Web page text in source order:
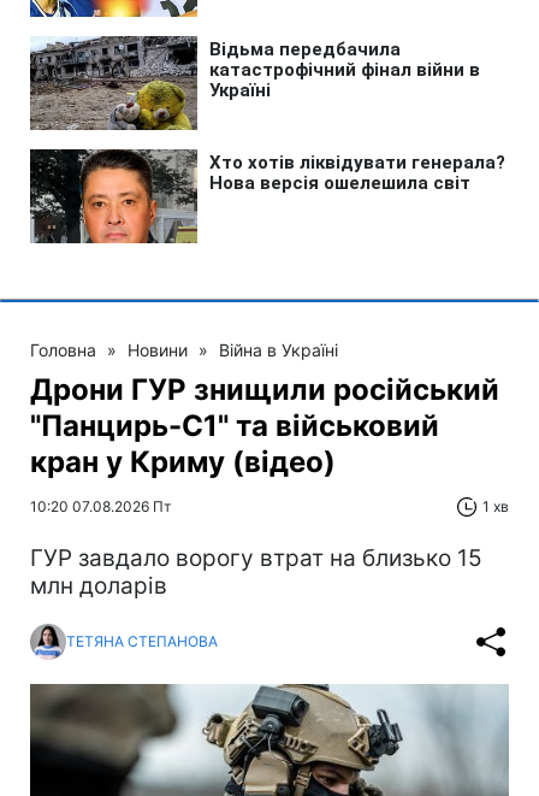
Головна » Новини » Війна в Україні
Дрони ГУР знищили російський
"Панцирь-С1" та військовий
кран у Криму (відео)
10:20 07.08.2026 Пт 1 хв
ГУР завдало ворогу втрат на близько 15
млн доларів
ТЕТЯНА СТЕПАНОВА